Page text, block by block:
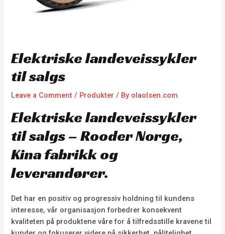
Elektriske landeveissykler
til salgs
Leave a Comment / Produkter / By olaolsen.com
Elektriske landeveissykler
til salgs – Rooder Norge,
Kina fabrikk og
leverandører.
Det har en positiv og progressiv holdning til kundens
interesse, vår organisasjon forbedrer konsekvent
kvaliteten på produktene våre for å tilfredsstille kravene til